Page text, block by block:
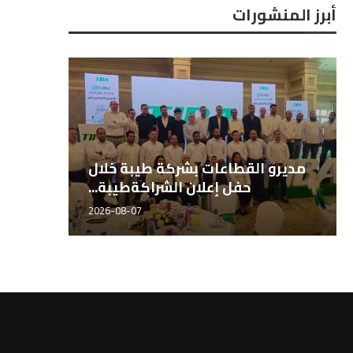
التنفيذي لشركة طيبة للتجارة...
2026-08-07
النواب نائب رئيس...
2026-08-07
أبرز المنشورات
المهندس هاني الشيخ، مدير قطاع
الأسمدة طيبة للتجارة...
2026-08-07